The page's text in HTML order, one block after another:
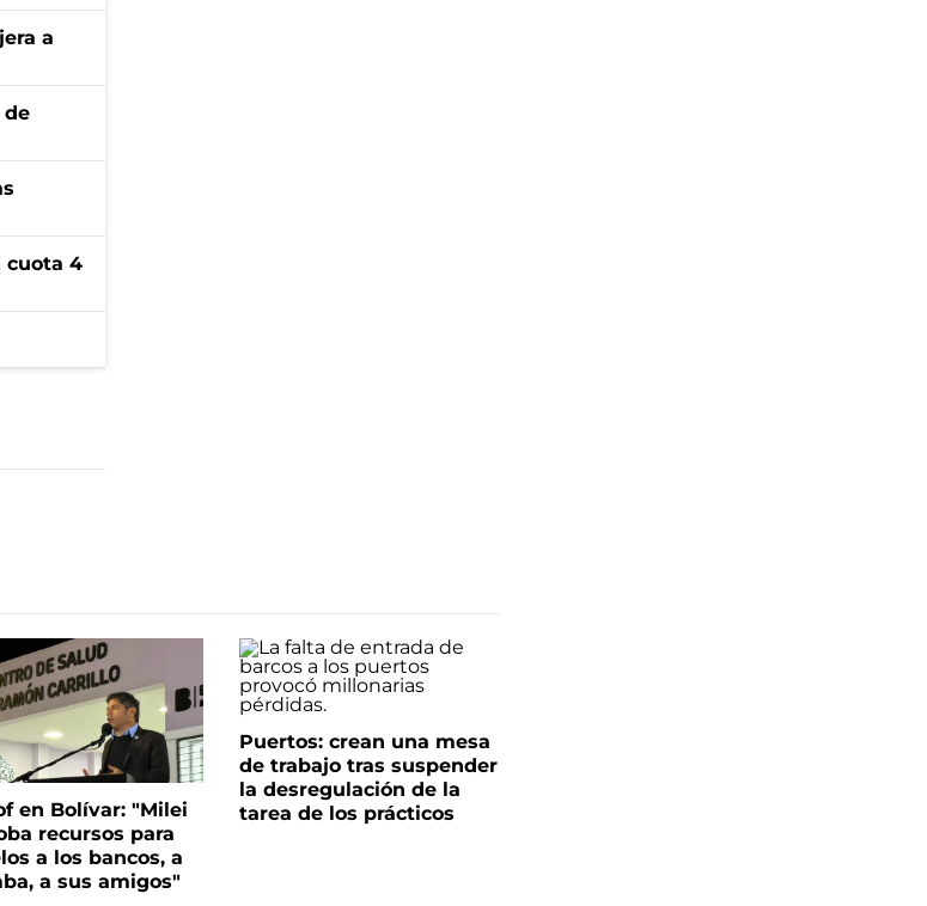
a
de
cuota 4
en Bolívar: "Milei
recursos para
a los bancos, a
a sus amigos"
Puertos: crean una mesa
de trabajo tras suspender
la desregulación de la
tarea de los prácticos